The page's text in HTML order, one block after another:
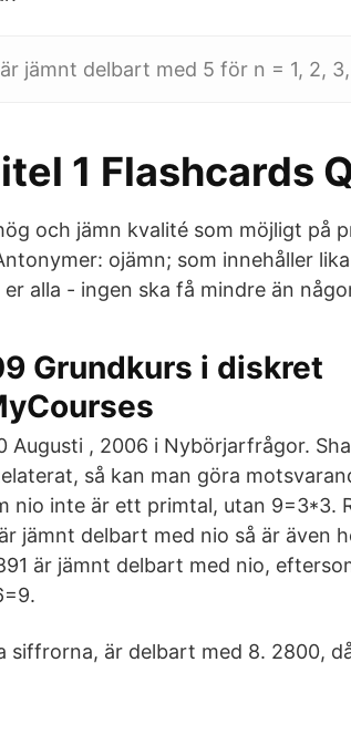
jämnt delbart med 5 för n = 1, 2,
1 Flashcards
och jämn kvalité som möjligt på
ojämn; som innehåller
alla - ingen ska få mindre än
Grundkurs i diskret
Augusti , 2006 i Nybörjarfrågor.
så kan man göra
nio inte är ett primtal, utan 9=3*3.
jämnt delbart med nio så är även
är jämnt delbart med nio,
siffrorna, är delbart med 8. 2800,